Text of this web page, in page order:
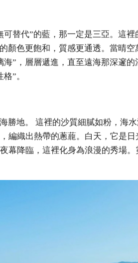
替代”的藍，那一定是三亞。這
顏色更飽和，質感更通透。當晴
”，層層遞進，直至遠海那深邃
”。
勝地。 這裡的沙質細膩如粉，海
編織出熱帶的蔥蘢。白天，它是
幕降臨，這裡化身為浪漫的秀場